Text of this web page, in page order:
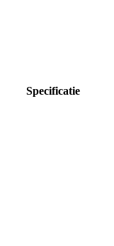
Specificatie